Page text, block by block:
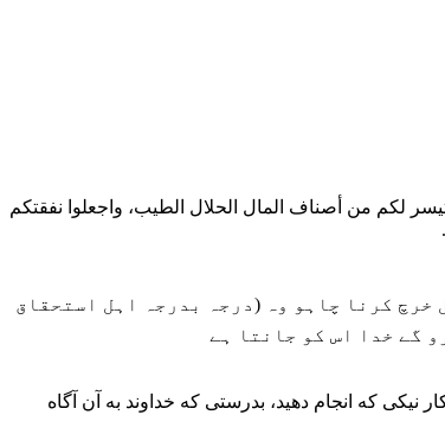
لكم من أصناف المال الحلال الطيب، واجعلوا نفقتكم
کرنا چاہو وہ (درجہ بدرجہ اہل استحقاق
گے خدا اس کو جانتا ہے
نیکی که انجام دهید، بدرستی که خداوند به آن آگاه